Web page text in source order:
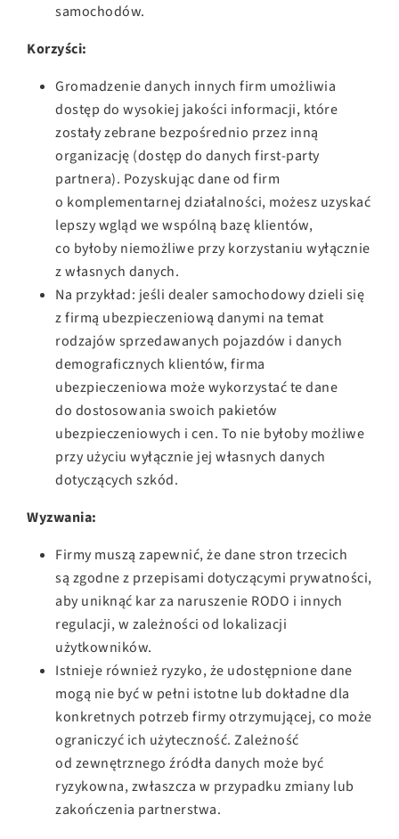
samochodów.
Korzyści:
Gromadzenie danych innych firm umożliwia
dostęp do wysokiej jakości informacji, które
zostały zebrane bezpośrednio przez inną
organizację (dostęp do danych first-party
partnera). Pozyskując dane od firm
o komplementarnej działalności, możesz uzyskać
lepszy wgląd we wspólną bazę klientów,
co byłoby niemożliwe przy korzystaniu wyłącznie
z własnych danych.
Na przykład: jeśli dealer samochodowy dzieli się
z firmą ubezpieczeniową danymi na temat
rodzajów sprzedawanych pojazdów i danych
demograficznych klientów, firma
ubezpieczeniowa może wykorzystać te dane
do dostosowania swoich pakietów
ubezpieczeniowych i cen. To nie byłoby możliwe
przy użyciu wyłącznie jej własnych danych
dotyczących szkód.
Wyzwania:
Firmy muszą zapewnić, że dane stron trzecich
są zgodne z przepisami dotyczącymi prywatności,
aby uniknąć kar za naruszenie RODO i innych
regulacji, w zależności od lokalizacji
użytkowników.
Istnieje również ryzyko, że udostępnione dane
mogą nie być w pełni istotne lub dokładne dla
konkretnych potrzeb firmy otrzymującej, co może
ograniczyć ich użyteczność. Zależność
od zewnętrznego źródła danych może być
ryzykowna, zwłaszcza w przypadku zmiany lub
zakończenia partnerstwa.